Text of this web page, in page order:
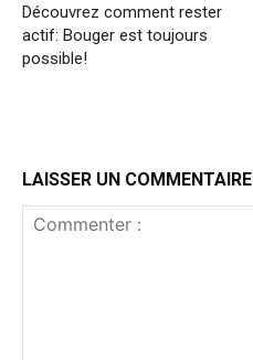
Découvrez comment rester
actif: Bouger est toujours
possible!
LAISSER UN COMMENTAIRE